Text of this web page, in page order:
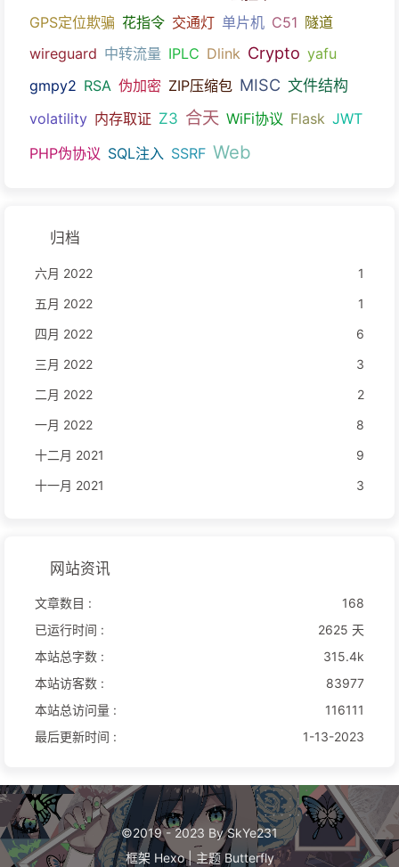
GPS定位欺骗 花指令 交通灯 单片机 C51 隧道
wireguard 中转流量 IPLC Dlink Crypto yafu
gmpy2 RSA 伪加密 ZIP压缩包 MISC 文件结构
volatility 内存取证 Z3 合天 WiFi协议 Flask JWT
PHP伪协议 SQL注入 SSRF Web
归档
六月 2022
1
五月 2022
1
四月 2022
6
三月 2022
3
二月 2022
2
一月 2022
8
十二月 2021
9
十一月 2021
3
网站资讯
文章数目 :
168
已运行时间 :
2625 天
本站总字数 :
315.4k
本站访客数 :
83977
本站总访问量 :
116111
最后更新时间 :
1-13-2023
©2019 - 2023 By SkYe231
框架 Hexo | 主题Butterfly